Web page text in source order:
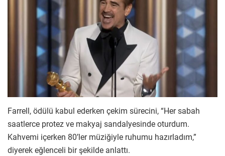
Farrell, ödülü kabul ederken çekim sürecini, “Her sabah
saatlerce protez ve makyaj sandalyesinde oturdum.
Kahvemi içerken 80’ler müziğiyle ruhumu hazırladım,”
diyerek eğlenceli bir şekilde anlattı.